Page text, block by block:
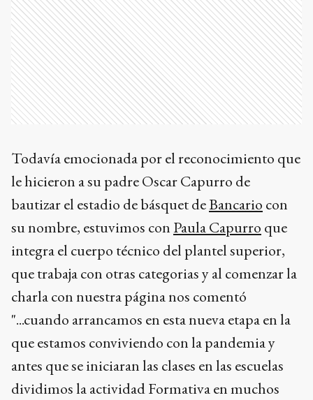
Todavía emocionada por el reconocimiento que
le hicieron a su padre Oscar Capurro de
bautizar el estadio de básquet deBancario con
su nombre, estuvimos conPaula Capurro que
integra el cuerpo técnico del plantel superior,
que trabaja con otras categorias y al comenzar la
charla con nuestra página nos comentó
"...cuando arrancamos en esta nueva etapa en la
que estamos conviviendo con la pandemia y
antes que se iniciaran las clases en las escuelas
dividimos la actividad Formativa en muchos